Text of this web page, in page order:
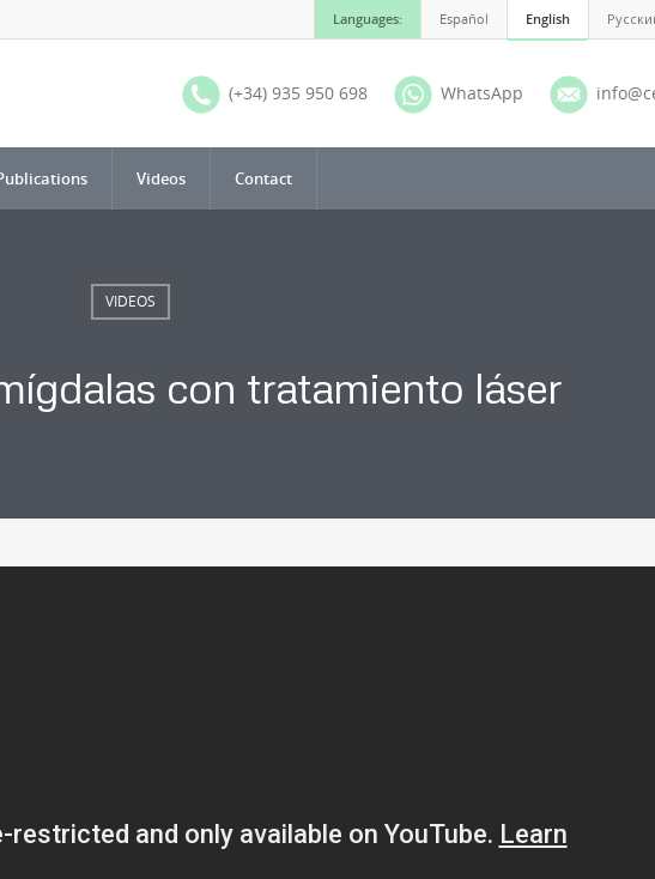
Languages: Español English
(+34) 935 950 698 WhatsApp
Videos Contact
VIDEOS
con tratamiento láser